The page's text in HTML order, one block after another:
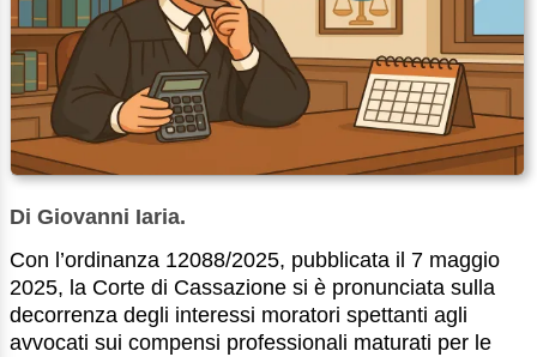
Di Giovanni Iaria.
Con l’ordinanza 12088/2025, pubblicata il 7 maggio
2025, la Corte di Cassazione si è pronunciata sulla
decorrenza degli interessi moratori spettanti agli
avvocati sui compensi professionali maturati per le